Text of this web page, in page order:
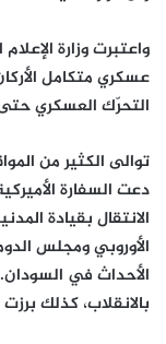
واعتبرت وزارة
عسكري متكامل
التحرّك العسكري حتى
توالى الكثير من
دعت السفارة
الانتقال بقيادة
الأوروبي ومجلس
الأحداث في
بالانقلاب، كذلك